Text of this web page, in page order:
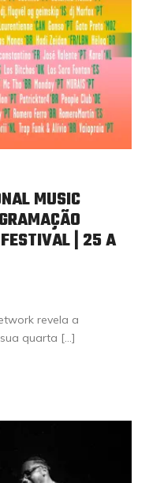
MUSIC
| 25 A
revela a
quarta […]